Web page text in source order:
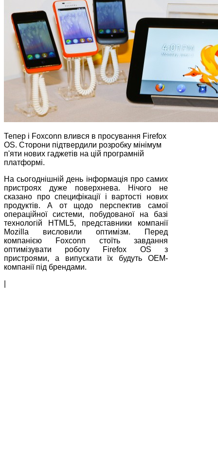
Тепер і Foxconn влився в просування Firefox
OS. Сторони підтвердили розробку мінімум
п'яти нових гаджетів на цій програмній
платформі.
На сьогоднішній день інформація про самих
пристроях дуже поверхнева. Нічого не
сказано про специфікації і вартості нових
продуктів. А от щодо перспектив самої
операційної системи, побудованої на базі
технологій HTML5, представники компанії
Mozilla висловили оптимізм. Перед
компанією Foxconn стоїть завдання
оптимізувати роботу Firefox OS з
пристроями, а випускати їх будуть OEM-
компанії під брендами.